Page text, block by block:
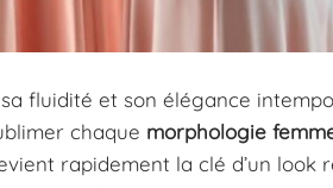
fluidité et son élégance
chaque morphologie
rapidement la clé d’un look